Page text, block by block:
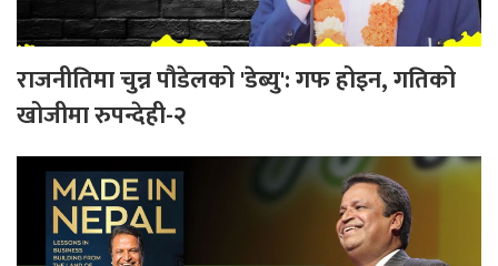
राजनीतिमा चुन्न पौडेलको 'डेब्यु': गफ होइन, गतिको
खोजीमा रुपन्देही-२